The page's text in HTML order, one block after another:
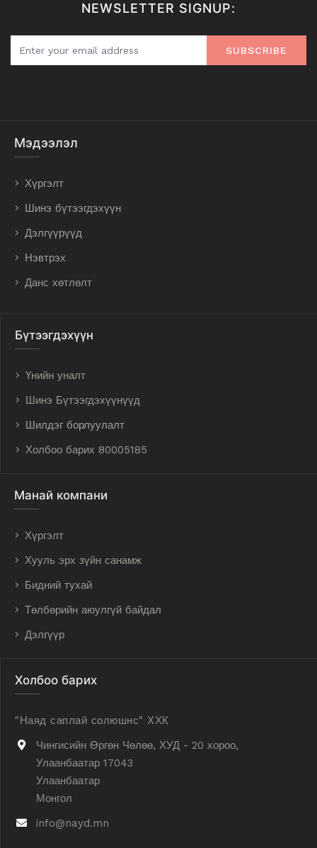
NEWSLETTER SIGNUP:
SUBSCRIBE
Мэдээлэл
Хүргэлт
Шинэ бүтээгдэхүүн
Дэлгүүрүүд
Нэвтрэх
Данс хөтлөлт
Бүтээгдэхүүн
Үнийн уналт
Шинэ Бүтээгдэхүүнүүд
Шилдэг борлуулалт
Холбоо барих 80005185
Манай компани
Хүргэлт
Хууль эрх зүйн санамж
Бидний тухай
Төлбөрийн аюулгүй байдал
Дэлгүүр
Холбоо барих
"Наяд саплай солюшнс" ХХК
Чингисийн Өргөн Чөлөө, ХУД - 20 хороо,
Улаанбаатар 17043
Улаанбаатар
Монгол
info@nayd.mn